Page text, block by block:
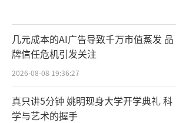
几元成本的AI广告导致千万市值蒸发 品
牌信任危机引发关注
2026-08-08 19:36:27
真只讲5分钟 姚明现身大学开学典礼 科
学与艺术的握手